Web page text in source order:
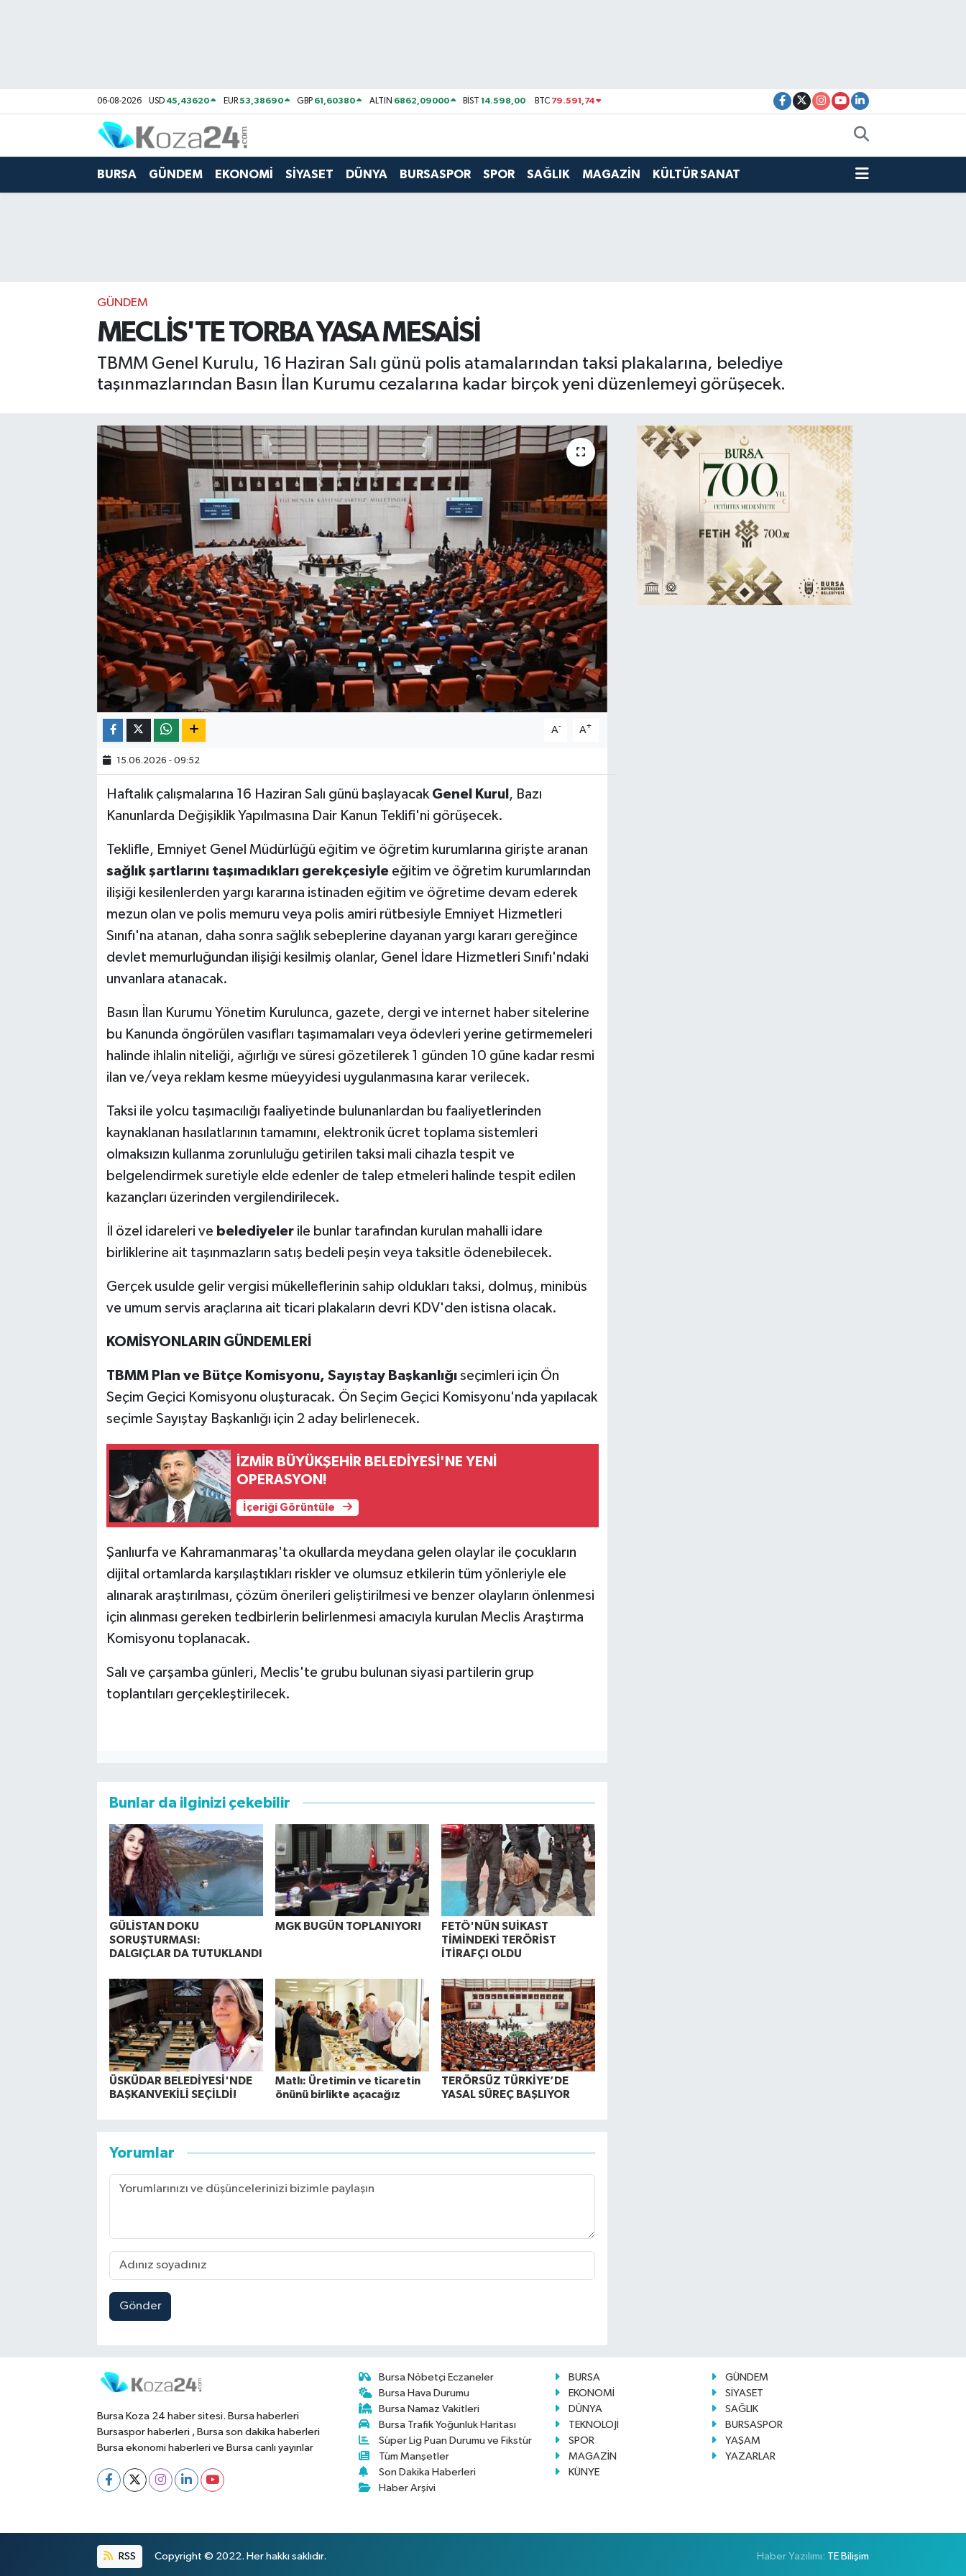
06-08-2026 USD 45,43620 EUR53,38690 GBP 61,60380 ALTIN 6862,09000 BİST14.598,00 BTC 79.591,74
BURSA GÜNDEM EKONOMİ SİYASET DÜNYA BURSASPOR SPOR SAĞLIK MAGAZİN KÜLTÜR SANAT
GÜNDEM
MECLİS'TE TORBA YASA MESAİSİ
TBMM Genel Kurulu, 16 Haziran Salı günü polis atamalarından taksi plakalarına, belediye
taşınmazlarından Basın İlan Kurumu cezalarına kadar birçok yeni düzenlemeyi görüşecek.
A- A+
15.06.2026 - 09:52
Haftalık çalışmalarına 16 Haziran Salı günü başlayacak Genel Kurul , Bazı
Kanunlarda Değişiklik Yapılmasına Dair Kanun Teklifi'ni görüşecek.
Teklifle, Emniyet Genel Müdürlüğü eğitim ve öğretim kurumlarına girişte aranan
sağlık şartlarını taşımadıkları gerekçesiyle eğitim ve öğretim kurumlarından
ilişiği kesilenlerden yargı kararına istinaden eğitim ve öğretime devam ederek
mezun olan ve polis memuru veya polis amiri rütbesiyle Emniyet Hizmetleri
Sınıfı'na atanan, daha sonra sağlık sebeplerine dayanan yargı kararı gereğince
devlet memurluğundan ilişiği kesilmiş olanlar, Genel İdare Hizmetleri Sınıfı'ndaki
unvanlara atanacak.
Basın İlan Kurumu Yönetim Kurulunca, gazete, dergi ve internet haber sitelerine
bu Kanunda öngörülen vasıfları taşımamaları veya ödevleri yerine getirmemeleri
halinde ihlalin niteliği, ağırlığı ve süresi gözetilerek 1 günden 10 güne kadar resmi
ilan ve/veya reklam kesme müeyyidesi uygulanmasına karar verilecek.
Taksi ile yolcu taşımacılığı faaliyetinde bulunanlardan bu faaliyetlerinden
kaynaklanan hasılatlarının tamamını, elektronik ücret toplama sistemleri
olmaksızın kullanma zorunluluğu getirilen taksi mali cihazla tespit ve
belgelendirmek suretiyle elde edenler de talep etmeleri halinde tespit edilen
kazançları üzerinden vergilendirilecek.
İl özel idareleri ve belediyeler ile bunlar tarafından kurulan mahalli idare
birliklerine ait taşınmazların satış bedeli peşin veya taksitle ödenebilecek.
Gerçek usulde gelir vergisi mükelleflerinin sahip oldukları taksi, dolmuş, minibüs
ve umum servis araçlarına ait ticari plakaların devri KDV'den istisna olacak.
KOMİSYONLARIN GÜNDEMLERİ
TBMM Plan ve Bütçe Komisyonu, Sayıştay Başkanlığıseçimleri için Ön
Seçim Geçici Komisyonu oluşturacak. Ön Seçim Geçici Komisyonu'nda yapılacak
seçimle Sayıştay Başkanlığı için 2 aday belirlenecek.
İZMİR BÜYÜKŞEHİR BELEDİYESİ'NE YENİ
OPERASYON!
İçeriği Görüntüle
Şanlıurfa ve Kahramanmaraş'ta okullarda meydana gelen olaylar ile çocukların
dijital ortamlarda karşılaştıkları riskler ve olumsuz etkilerin tüm yönleriyle ele
alınarak araştırılması, çözüm önerileri geliştirilmesi ve benzer olayların önlenmesi
için alınması gereken tedbirlerin belirlenmesi amacıyla kurulan Meclis Araştırma
Komisyonu toplanacak.
Salı ve çarşamba günleri, Meclis'te grubu bulunan siyasi partilerin grup
toplantıları gerçekleştirilecek.
Bunlar da ilginizi çekebilir
GÜLİSTAN DOKU
SORUŞTURMASI:
DALGIÇLAR DA TUTUKLANDI
MGK BUGÜN TOPLANIYOR!
FETÖ'NÜN SUİKAST
TİMİNDEKİ TERÖRİST
İTİRAFÇI OLDU
ÜSKÜDAR BELEDİYESİ'NDE
BAŞKANVEKİLİ SEÇİLDİ!
Matlı: Üretimin ve ticaretin
önünü birlikte açacağız
TERÖRSÜZ TÜRKİYE’DE
YASAL SÜREÇ BAŞLIYOR
Yorumlar
Gönder
Bursa Koza 24 haber sitesi. Bursa haberleri
Bursaspor haberleri , Bursa son dakika haberleri
Bursa ekonomi haberleri ve Bursa canlı yayınlar
Bursa Nöbetçi Eczaneler
Bursa Hava Durumu
Bursa Namaz Vakitleri
Bursa Trafik Yoğunluk Haritası
Süper Lig Puan Durumu ve Fikstür
Tüm Manşetler
Son Dakika Haberleri
Haber Arşivi
BURSA
GÜNDEM
EKONOMİ
SİYASET
DÜNYA
SAĞLIK
TEKNOLOJİ
BURSASPOR
SPOR
YAŞAM
MAGAZİN
YAZARLAR
KÜNYE
RSS Copyright © 2022. Her hakkı saklıdır. Haber Yazılımı: TE Bilişim
Bursa Namaz Vakitleri
Bursa Trafik Yoğunluk Haritası